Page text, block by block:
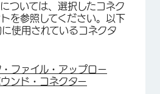
ついては、選択したコネク
を参照してください。以下
使用されているコネクタ
ファイル・アップロー
ンド・コネクター